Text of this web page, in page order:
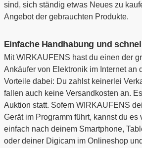
sind, sich ständig etwas Neues zu
Angebot der gebrauchten Produkte.
Einfache Handhabung und
Mit WIRKAUFENS hast du einen der
Ankäufer von Elektronik im Internet an
Vorteile dabei: Du zahlst keinerlei
fallen auch keine Versandkosten an.
Auktion statt. Sofern WIRKAUFENS
Gerät im Programm führt, kannst du es
einfach nach deinem Smartphone,
oder deiner Digicam im Onlineshop